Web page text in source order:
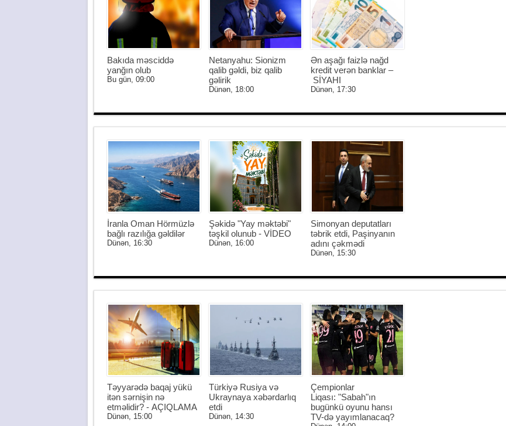
Bakıda məsciddə
yanğın olub
Bu gün, 09:00
Netanyahu: Sionizm
qalib gəldi, biz qalib
gəlirik
Dünən, 18:00
Ən aşağı faizlə nağd
kredit verən banklar –
SİYAHI
Dünən, 17:30
İranla Oman Hörmüzlə
bağlı razılığa gəldilər
Dünən, 16:30
Şəkidə "Yay məktəbi"
təşkil olunub - VİDEO
Dünən, 16:00
Simonyan deputatları
təbrik etdi, Paşinyanın
adını çəkmədi
Dünən, 15:30
Təyyarədə baqaj yükü
itən sərnişin nə
etməlidir? - AÇIQLAMA
Dünən, 15:00
Türkiyə Rusiya və
Ukraynaya xəbərdarlıq
etdi
Dünən, 14:30
Çempionlar
Liqası: "Sabah"ın
bugünkü oyunu hansı
TV-də yayımlanacaq?